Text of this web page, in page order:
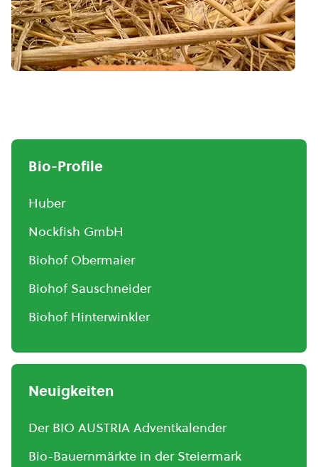
Bio-Profile
Huber
Nockfish GmbH
Biohof Obermaier
Biohof Sauschneider
Biohof Hinterwinkler
Neuigkeiten
Der BIO AUSTRIA Adventkalender
Bio-Bauernmärkte in der Steiermark